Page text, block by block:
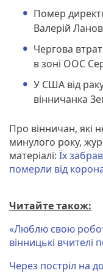
Помер
Валерій
Чергова
в зоні ООС
У США від
вінничанка
Про вінничан, які
минулого року,
матеріалі: Їх
померли від
Читайте також:
«Люблю свою
вінницькі вчителі
Через постріл на